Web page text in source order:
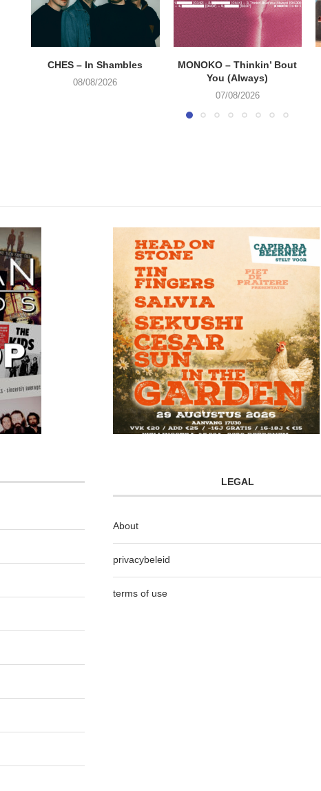
CHES – In Shambles
08/08/2026
MONOKO – Thinkin’ Bout
You (Always)
07/08/2026
LEGAL
About
privacybeleid
terms of use